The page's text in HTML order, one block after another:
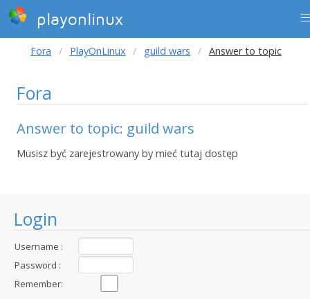
playonlinux
Login
Username :
Password :
Remember:
Fora PlayOnLinux guild wars Answer to topic
Fora
Answer to topic: guild wars
Musisz być zarejestrowany by mieć tutaj dostęp